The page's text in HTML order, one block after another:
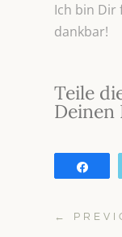
Ich bin
dankbar!
Teile
←